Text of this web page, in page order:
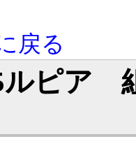
戻る
ルピア